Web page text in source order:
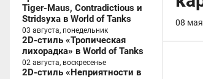
Tiger-Maus, Contradictious и
Stridsyxa в World of Tanks
03 августа, понедельник
2D-стиль «Тропическая
лихорадка» в World of Tanks
02 августа, воскресенье
2D-стиль «Неприятности в
08 мая